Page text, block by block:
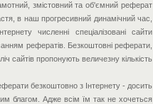
змістовний та об'ємний реферат
в наш прогресивний динамічний час,
численні спеціалізовані сайти
рефератів. Безкоштовні реферати,
сайтів пропонують величезну кількість
безкоштовно з Інтернету - досить
благом. Адже всім їм так не хочеться